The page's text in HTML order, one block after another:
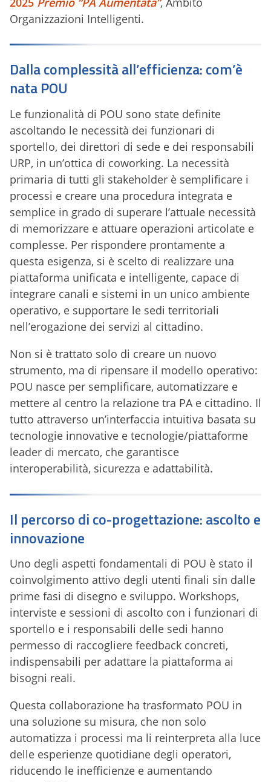
Organizzazioni Intelligenti.
Dalla complessità all’efficienza: com’è
nata POU
Le funzionalità di POU sono state definite
ascoltando le necessità dei funzionari di
sportello, dei direttori di sede e dei responsabili
URP, in un’ottica di coworking. La necessità
primaria di tutti gli stakeholder è semplificare i
processi e creare una procedura integrata e
semplice in grado di superare l’attuale necessità
di memorizzare e attuare operazioni articolate e
complesse. Per rispondere prontamente a
questa esigenza, si è scelto di realizzare una
piattaforma unificata e intelligente, capace di
integrare canali e sistemi in un unico ambiente
operativo, e supportare le sedi territoriali
nell’erogazione dei servizi al cittadino.
Non si è trattato solo di creare un nuovo
strumento, ma di ripensare il modello operativo:
POU nasce per semplificare, automatizzare e
mettere al centro la relazione tra PA e cittadino. Il
tutto attraverso un’interfaccia intuitiva basata su
tecnologie innovative e tecnologie/piattaforme
leader di mercato, che garantisce
interoperabilità, sicurezza e adattabilità.
Il percorso di co-progettazione: ascolto e
innovazione
Uno degli aspetti fondamentali di POU è stato il
coinvolgimento attivo degli utenti finali sin dalle
prime fasi di disegno e sviluppo. Workshops,
interviste e sessioni di ascolto con i funzionari di
sportello e i responsabili delle sedi hanno
permesso di raccogliere feedback concreti,
indispensabili per adattare la piattaforma ai
bisogni reali.
Questa collaborazione ha trasformato POU in
una soluzione su misura, che non solo
automatizza i processi ma li reinterpreta alla luce
delle esperienze quotidiane degli operatori,
riducendo le inefficienze e aumentando